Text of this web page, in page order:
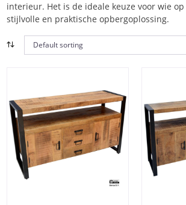
interieur. Het is de ideale keuze voor wie
stijlvolle en praktische opbergoplossing.